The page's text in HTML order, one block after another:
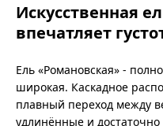
Искусственная
впечатляет
Ель «Романовская» -
широкая. Каскадное
плавный переход между
удлинённые и достаточно